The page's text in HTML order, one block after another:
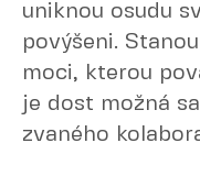
uniknou osudu
povýšeni.
moci, kterou
je dost možná
zvaného